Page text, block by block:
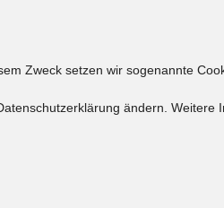
Erklärung zur Barrierefreiheit
Zweck setzen wir sogenannte
ändern. Weitere